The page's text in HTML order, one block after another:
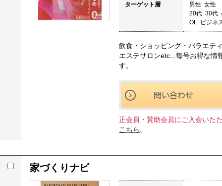
ターゲット層
男性 女性
20代 30代
OL ビジネ
飲食・ショッピング・バラエテ
エステサロンetc...毎号お得な情
す。
正会員・賛助会員にご入会いた
こちら 。
家づくりナビ